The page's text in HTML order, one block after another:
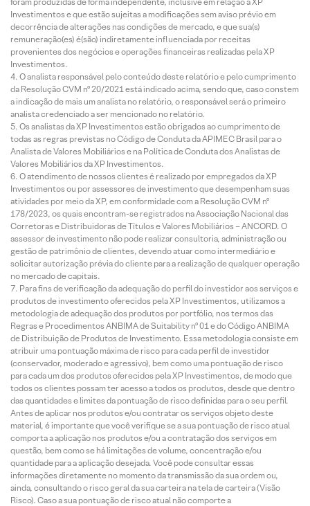
Investimentos e que estão sujeitas a modificações sem aviso prévio em
decorrência de alterações nas condições de mercado, e que sua(s)
remuneração(es) é(são) indiretamente influenciada por receitas
provenientes dos negócios e operações financeiras realizadas pela XP
Investimentos.
O analista responsável pelo conteúdo deste relatório e pelo cumprimento
da Resolução CVM nº 20/2021 está indicado acima, sendo que, caso constem
a indicação de mais um analista no relatório, o responsável será o primeiro
analista credenciado a ser mencionado no relatório.
Os analistas da XP Investimentos estão obrigados ao cumprimento de
todas as regras previstas no Código de Conduta da APIMEC Brasil para o
Analista de Valores Mobiliários e na Política de Conduta dos Analistas de
Valores Mobiliários da XP Investimentos.
O atendimento de nossos clientes é realizado por empregados da XP
Investimentos ou por assessores de investimento que desempenham suas
atividades por meio da XP, em conformidade com a Resolução CVM nº
178/2023, os quais encontram-se registrados na Associação Nacional das
Corretoras e Distribuidoras de Títulos e Valores Mobiliários – ANCORD. O
assessor de investimento não pode realizar consultoria, administração ou
gestão de patrimônio de clientes, devendo atuar como intermediário e
solicitar autorização prévia do cliente para a realização de qualquer operação
no mercado de capitais.
Para fins de verificação da adequação do perfil do investidor aos serviços e
produtos de investimento oferecidos pela XP Investimentos, utilizamos a
metodologia de adequação dos produtos por portfólio, nos termos das
Regras e Procedimentos ANBIMA de Suitability nº 01 e do Código ANBIMA
de Distribuição de Produtos de Investimento. Essa metodologia consiste em
atribuir uma pontuação máxima de risco para cada perfil de investidor
(conservador, moderado e agressivo), bem como uma pontuação de risco
para cada um dos produtos oferecidos pela XP Investimentos, de modo que
todos os clientes possam ter acesso a todos os produtos, desde que dentro
das quantidades e limites da pontuação de risco definidas para o seu perfil.
Antes de aplicar nos produtos e/ou contratar os serviços objeto deste
material, é importante que você verifique se a sua pontuação de risco atual
comporta a aplicação nos produtos e/ou a contratação dos serviços em
questão, bem como se há limitações de volume, concentração e/ou
quantidade para a aplicação desejada. Você pode consultar essas
informações diretamente no momento da transmissão da sua ordem ou,
ainda, consultando o risco geral da sua carteira na tela de carteira (Visão
Risco). Caso a sua pontuação de risco atual não comporte a